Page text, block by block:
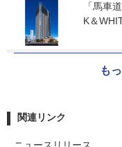
「馬車
K＆
も
関連リンク